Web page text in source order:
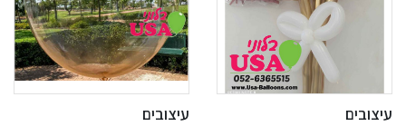
עיצובים עיצובים